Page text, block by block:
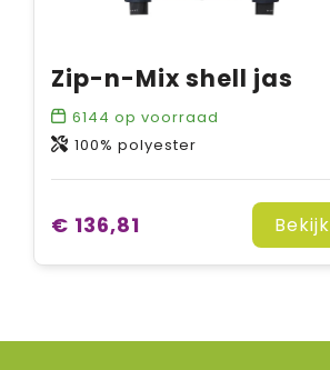
Zip-n-Mix shell jas
6144 op voorraad
100% polyester
€ 136,81 Bekijk